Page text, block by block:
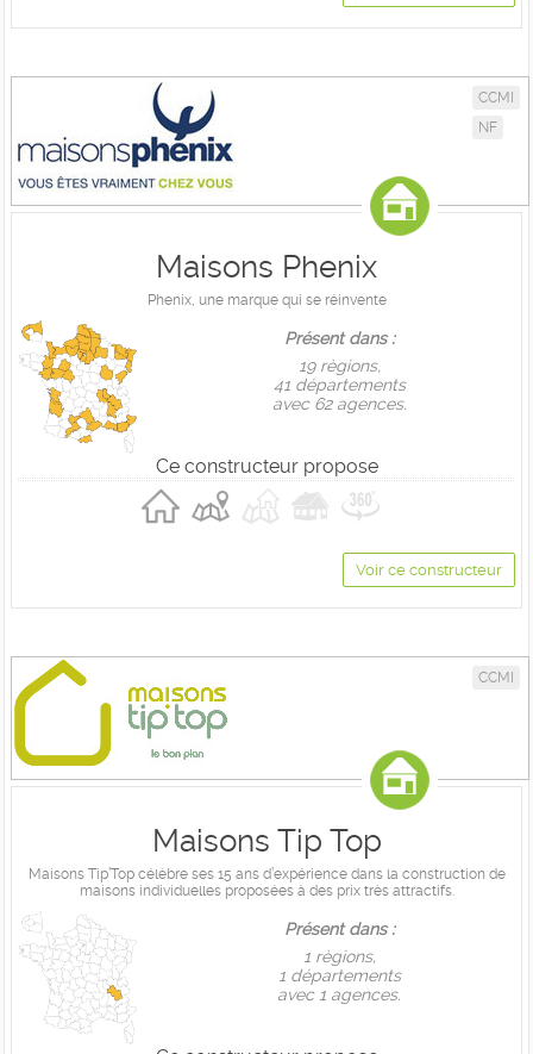
CCMI
NF
Maisons Phenix
Phenix, une marque qui se réinvente
Présent dans :
19 règions,
41 départements
avec 62 agences.
Ce constructeur propose
Voir ce constructeur
CCMI
Maisons Tip Top
Maisons Tip’Top célèbre ses 15 ans d’expérience dans la construction de
maisons individuelles proposées à des prix très attractifs.
Présent dans :
1 règions,
1 départements
avec 1 agences.